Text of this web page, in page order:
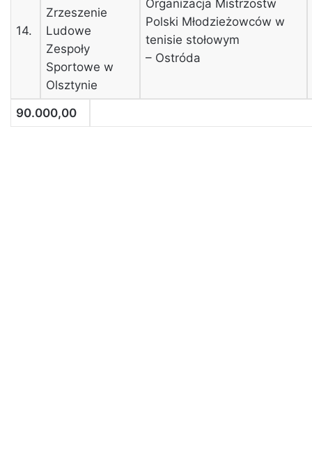
14.
Zrzeszenie
Ludowe
Zespoły
Sportowe w
Olsztynie
Organizacja Mistrzostw
Polski Młodzieżowców w
tenisie stołowym
– Ostróda
90.000,00